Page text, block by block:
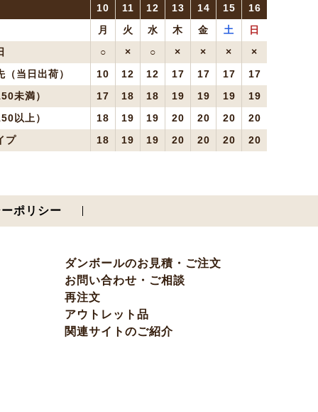
10 11 12 13 14 15
16
月
火 水 木 金 土
日
○ × ○ × × ×
×
（当日出荷）
10 12 12 17 17 17
17
未満）
17 18 18 19 19 19
19
以上）
18 19 19 20 20 20
20
プ
18 19 19 20 20 20 20
ポリシー
ダンボールのお見積・ご注文
お問い合わせ・ご相談
再注文
アウトレット品
関連サイトのご紹介